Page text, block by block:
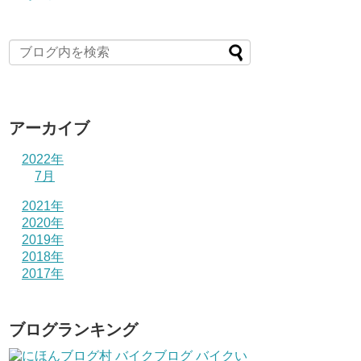
アーカイブ
2022年
7月
2021年
2020年
2019年
2018年
2017年
ブログランキング